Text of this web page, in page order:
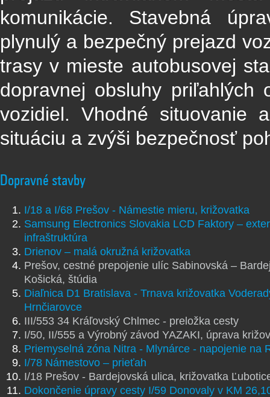
komunikácie. Stavebná
plynulý a bezpečný prejazd
trasy v mieste autobusovej
dopravnej obsluhy priľahlých
vozidiel. Vhodné situovanie
situáciu a zvýši bezpečnosť
Dopravné stavby
I/18 a I/68 Prešov - Námestie mieru, križovatka
Samsung Electronics Slovakia LCD Faktory –
infraštruktúra
Drienov – malá okružná križovatka
Prešov, cestné prepojenie ulíc Sabinovská –
Košická, štúdia
Diaľnica D1 Bratislava - Trnava križovatka
Hrnčiarovce
III/553 34 Kráľovský Chlmec - preložka cesty
I/50, II/555 a Výrobný závod YAZAKI, úprava
Priemyselná zóna Nitra - Mlynárce - napojenie na
I/78 Námestovo – prieťah
I/18 Prešov - Bardejovská ulica, križovatka
Dokončenie úpravy cesty I/59 Donovaly v KM